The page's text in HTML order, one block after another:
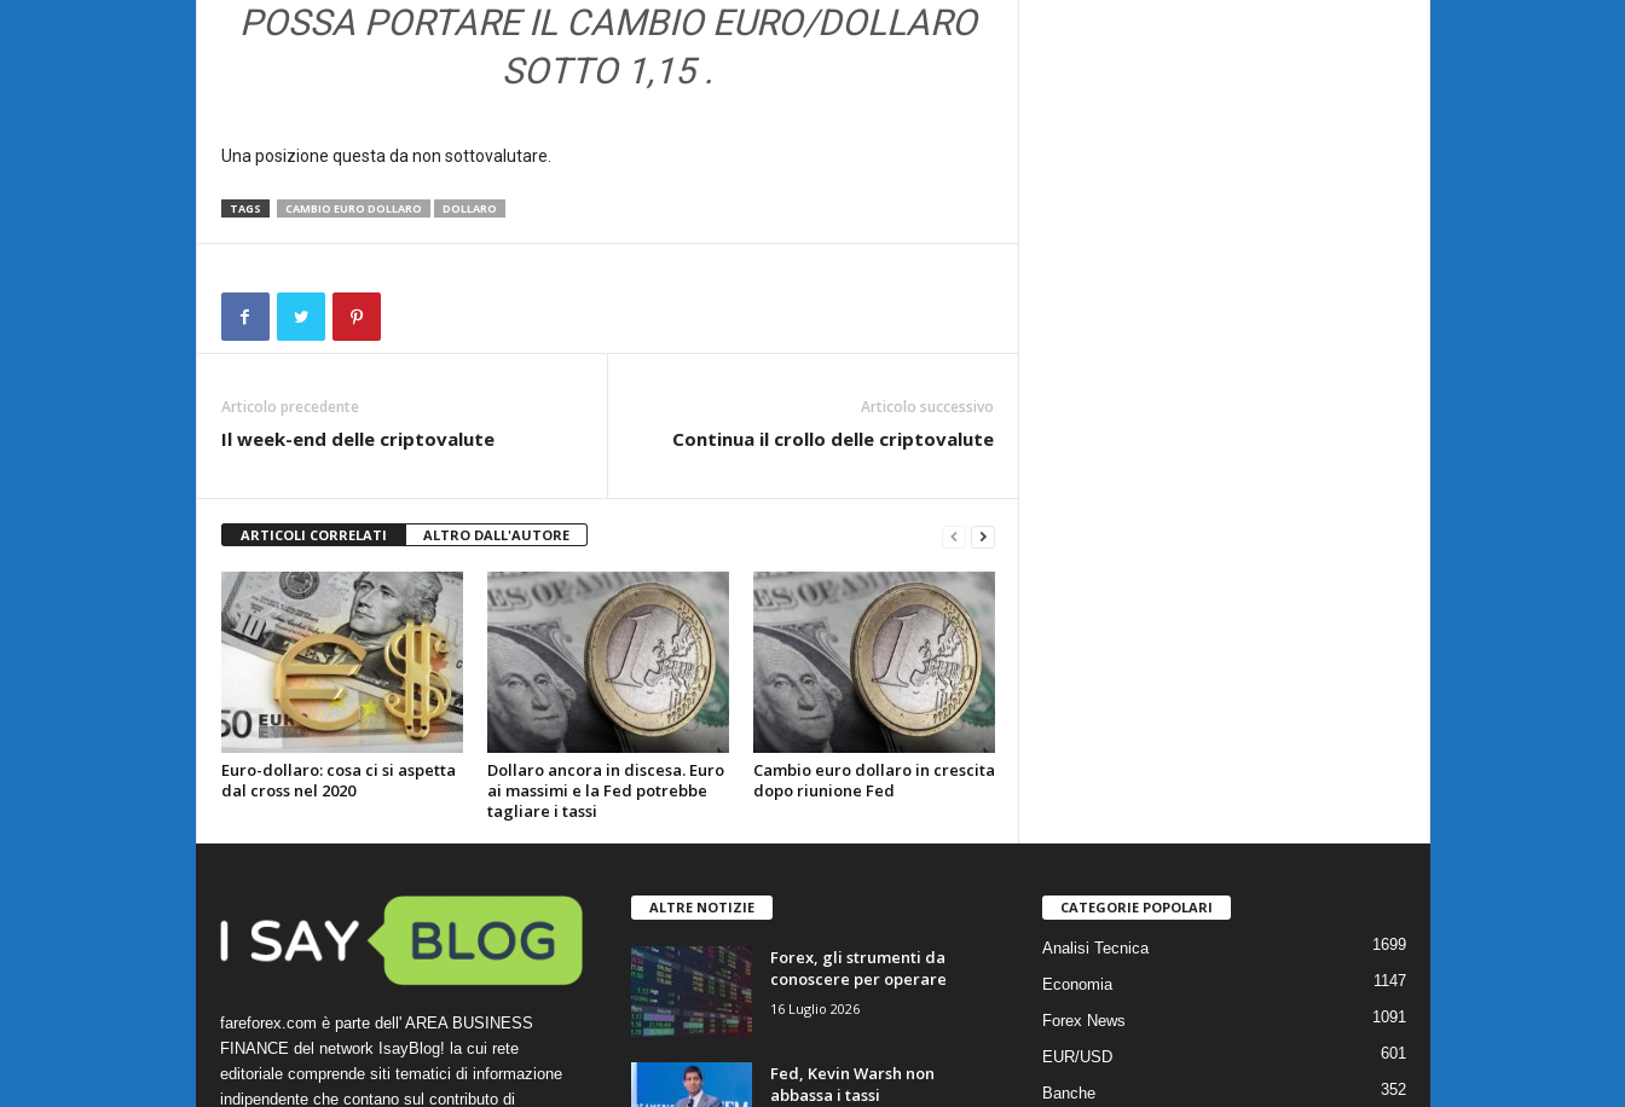
POSSA PORTARE IL CAMBIO EURO/DOLLARO
SOTTO 1,15 .
Una posizione questa da non sottovalutare.
TAGS CAMBIO EURO DOLLARO DOLLARO
Articolo precedente
Il week-end delle criptovalute
Articolo successivo
Continua il crollo delle criptovalute
ARTICOLI CORRELATI ALTRO DALL'AUTORE
Euro-dollaro: cosa ci si aspetta
dal cross nel 2020
Dollaro ancora in discesa. Euro
ai massimi e la Fed potrebbe
tagliare i tassi
Cambio euro dollaro in crescita
dopo riunione Fed
fareforex.com è parte dell' AREA BUSINESS
FINANCE del network IsayBlog! la cui rete
editoriale comprende siti tematici di informazione
indipendente che contano sul contributo di
ALTRE NOTIZIE
Forex, gli strumenti da
conoscere per operare
16 Luglio 2026
Fed, Kevin Warsh non
abbassa i tassi
CATEGORIE POPOLARI
Analisi Tecnica 1699
Economia 1147
Forex News 1091
EUR/USD 601
Banche 352